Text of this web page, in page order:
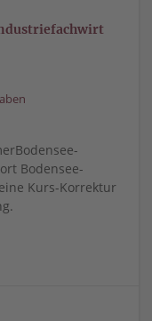
Bodensee-
Kurs-Korrektur